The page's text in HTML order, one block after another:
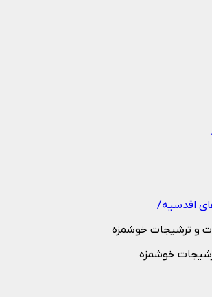
اقدسیه/
و ترشیجات خوشمزه
خوشمزه